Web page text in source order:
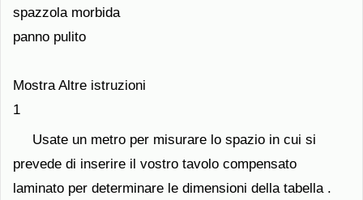
spazzola morbida
panno pulito
Mostra Altre istruzioni
1
Usate un metro per misurare lo spazio in cui si
prevede di inserire il vostro tavolo compensato
laminato per determinare le dimensioni della tabella .